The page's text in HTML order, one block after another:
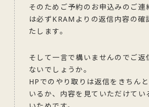
そのためご予約のお申込みのご連
は必ずKRAMよりの返信内容の確
たします。
そして一言で構いませんのでご返
ないでしょうか。
HPでのやり取りは返信をきちん
いるか、内容を見ていただけてい